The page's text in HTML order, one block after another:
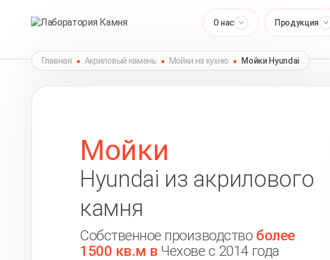
О нас Продукция
Главная Акриловый камень Мойки на кухню Мойки Hyundai
Мойки
Hyundai из акрилового
камня
Собственное производство более
1500 кв.м в Чехове с 2014 года